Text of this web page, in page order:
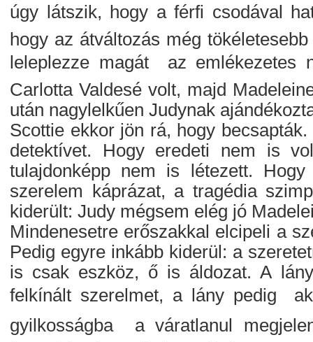
úgy látszik, hogy a férfi csodával
hogy az átváltozás még
leleplezze magát  az
Carlotta Valdesé volt, majd
után nagylelkűen Judynak
Scottie ekkor jön rá, hogy
detektívet. Hogy eredeti nem is
tulajdonképp nem is létezett.
szerelem káprázat, a tragédia
kiderült: Judy mégsem elég jó
Mindenesetre erőszakkal elcipeli a
Pedig egyre inkább kiderül: a
is csak eszköz, ő is áldozat. A
felkínált szerelmet, a lány pedig 
gyilkosságba  a váratlanul